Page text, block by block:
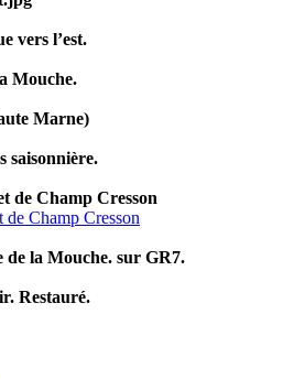
vers l’est.
Mouche.
Marne)
saisonnière.
de Champ Cresson
de Champ Cresson
de la Mouche. sur GR7.
Restauré.